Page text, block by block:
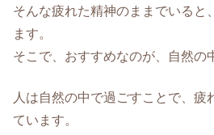
そんな疲れた精神のままでいると
ます。
そこで、おすすめなのが、自然の
人は自然の中で過ごすことで、疲
ています。